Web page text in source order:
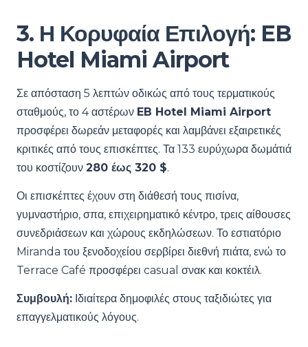
3. Η Κορυφαία Επιλογή: EB
Hotel Miami Airport
Σε απόσταση 5 λεπτών οδικώς από τους τερματικούς
σταθμούς, το 4 αστέρων EB Hotel Miami Airport
προσφέρει δωρεάν μεταφορές και λαμβάνει εξαιρετικές
κριτικές από τους επισκέπτες. Τα 133 ευρύχωρα δωμάτιά
του κοστίζουν 280 έως 320 $.
Οι επισκέπτες έχουν στη διάθεσή τους πισίνα,
γυμναστήριο, σπα, επιχειρηματικό κέντρο, τρεις αίθουσες
συνεδριάσεων και χώρους εκδηλώσεων. Το εστιατόριο
Miranda του ξενοδοχείου σερβίρει διεθνή πιάτα, ενώ το
Terrace Café προσφέρει casual σνακ και κοκτέιλ.
Συμβουλή: Ιδιαίτερα δημοφιλές στους ταξιδιώτες για
επαγγελματικούς λόγους.